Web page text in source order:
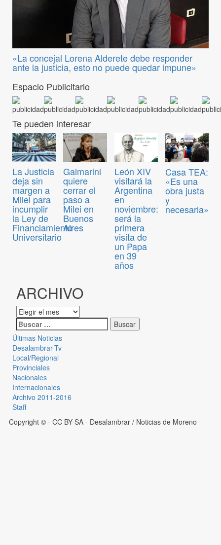
«La concejal Lorena Alderete debe responder
ante la justicia, esto no puede quedar impune»
Espacio Publicitario
Te pueden interesar
La Justicia
deja sin
margen a
Milei para
incumplir
la Ley de
Financiamiento
Universitario
Galmarini
quiere
cerrar el
paso a
Milei en
Buenos
Aires
León XIV
visitará la
Argentina
en
noviembre:
será la
primera
visita de
un Papa
en 39
años
Casa TEA:
«Es una
obra justa
y
necesaria»
ARCHIVO
Últimas Noticias
Desalambrar-Tv
Local/Regional
Provinciales
Nacionales
Internacionales
Archivo 2011-2016
Staff
Copyright © - CC BY-SA - Desalambrar / Noticias de Moreno